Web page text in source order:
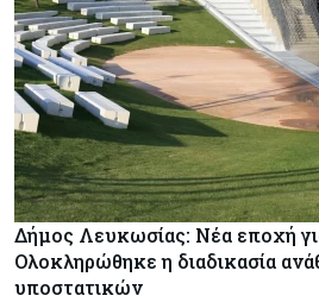
Δήμος Λευκωσίας: Νέα εποχή
Ολοκληρώθηκε η διαδικασία
υποστατικών